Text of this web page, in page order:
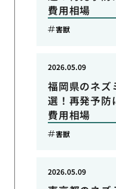
費用相場
害獣
福岡県のネズ
選！再発予防
費用相場
2026.05.09
害獣
2026.05.09